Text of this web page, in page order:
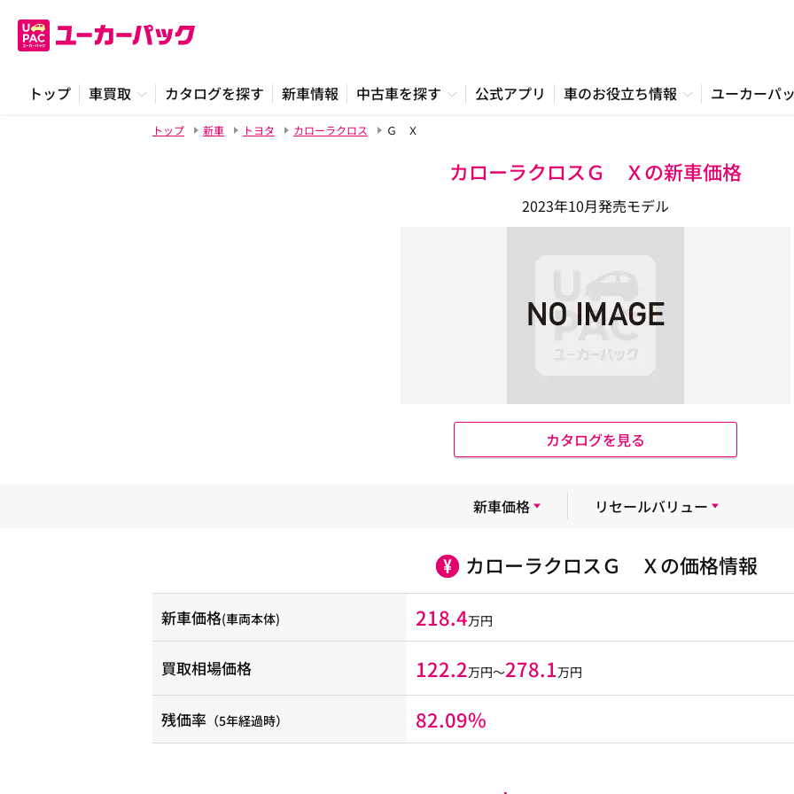
トップ 車買取 カタログを探す 新車情報 中古車を探す 公式アプリ 車のお役立ち情報 ユーカーパ
トップ 新車 トヨタ カローラクロス Ｇ Ｘ
カローラクロスＧ Ｘの新車価格
2023年10月発売モデル
カタログを見る
新車価格 リセールバリュー
カローラクロスＧ Ｘの価格情報
新車価格(車両本体) 218.4万円
買取相場価格 122.2万円〜278.1万円
残価率 （5年経過時） 82.09%